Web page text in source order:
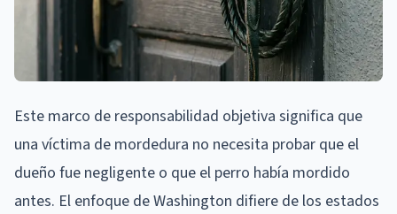
Este marco de responsabilidad objetiva significa que
una víctima de mordedura no necesita probar que el
dueño fue negligente o que el perro había mordido
antes. El enfoque de Washington difiere de los estados